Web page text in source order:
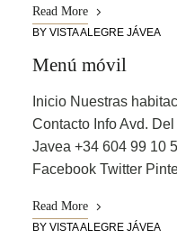
Read More
BY VISTA ALEGRE JÁVEA
Menú móvil
Inicio Nuestras
Contacto Info Avd.
Javea +34 604 99 10
Facebook Twitter
Read More
BY VISTA ALEGRE JÁVEA